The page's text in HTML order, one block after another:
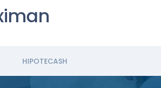
HIPOTECASH